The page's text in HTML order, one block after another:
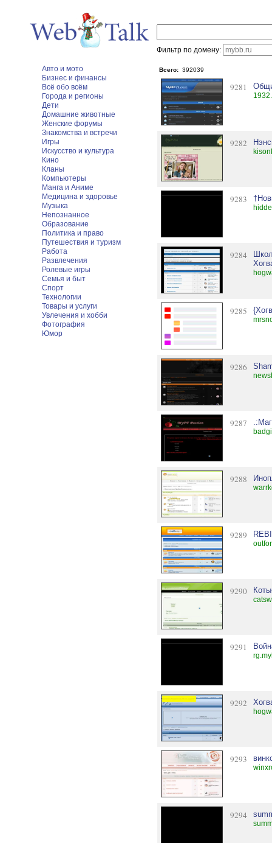
Фильтр по домену:
Авто и мото
Бизнес и финансы
Всё обо всём
Города и регионы
Дети
Домашние животные
Женские форумы
Знакомства и встречи
Игры
Искусство и культура
Кино
Кланы
Компьютеры
Манга и Аниме
Медицина и здоровье
Музыка
Непознанное
Образование
Политика и право
Путешествия и туризм
Работа
Развлечения
Ролевые игры
Семья и быт
Спорт
Технологии
Товары и услуги
Увлечения и хобби
Фотография
Юмор
Всего: 392039
9281
9282
9283
9284
9285
9286
9287
9288
9289
9290
9291
9292
9293
9294